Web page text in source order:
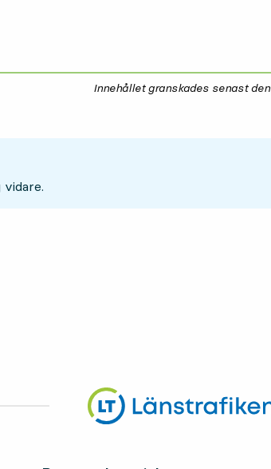
Innehållet granskades senast den